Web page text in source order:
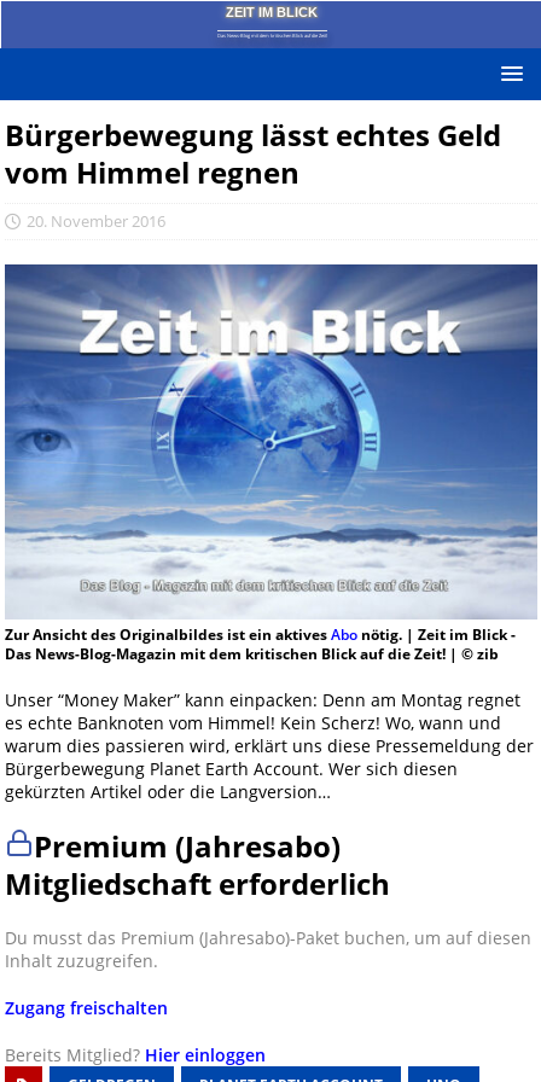
ZEIT IM BLICK
Das News-Blog mit dem kritischen Blick auf die Zeit!
Bürgerbewegung lässt echtes Geld
vom Himmel regnen
20. November 2016
Zur Ansicht des Originalbildes ist ein aktivesAbonötig. | Zeit im Blick -
Das News-Blog-Magazin mit dem kritischen Blick auf die Zeit! | © zib
Unser “Money Maker” kann einpacken: Denn am Montag regnet
es echte Banknoten vom Himmel! Kein Scherz! Wo, wann und
warum dies passieren wird, erklärt uns diese Pressemeldung der
Bürgerbewegung Planet Earth Account. Wer sich diesen
gekürzten Artikel oder die Langversion…
Premium (Jahresabo)
Mitgliedschaft erforderlich
Du musst das Premium (Jahresabo)-Paket buchen, um auf diesen
Inhalt zuzugreifen.
Zugang freischalten
Bereits Mitglied? Hier einloggen